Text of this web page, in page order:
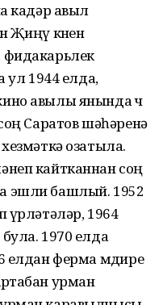
кадәр авыл
Җиңү көнен
ул 1944 елда,
авылы янында өч
Саратов шәһәренә
озатыла.
кайтканнан соң
эшли башлый. 1952
үрләтәләр, 1964
1970 елда
елдан ферма мөдире
урман